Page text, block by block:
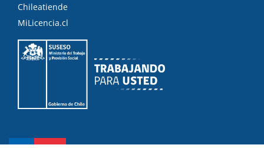
Chileatiende
MiLicencia.cl